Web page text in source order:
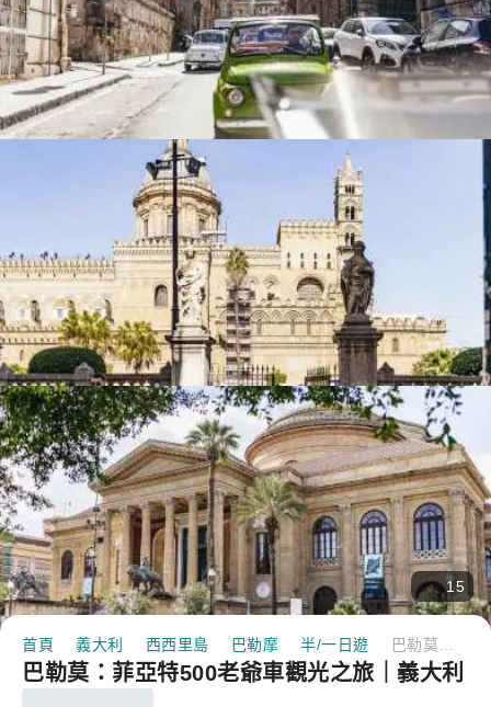
15
首頁 義大利 西西里島 巴勒摩 半/一日遊
巴勒莫：菲亞特500老爺車觀光之旅｜義大利